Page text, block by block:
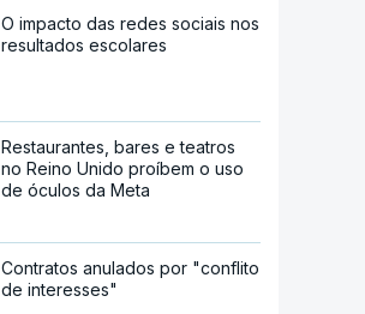
O impacto das redes sociais nos
resultados escolares
Restaurantes, bares e teatros
no Reino Unido proíbem o uso
de óculos da Meta
Contratos anulados por "conflito
de interesses"